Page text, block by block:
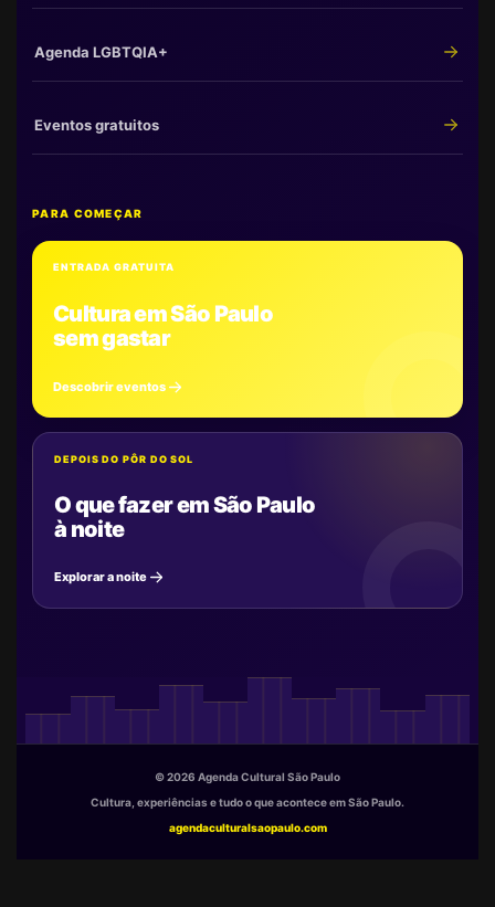
Agenda LGBTQIA+
Eventos gratuitos
PARA COMEÇAR
ENTRADA GRATUITA
Cultura em São Paulo
sem gastar
Descobrir eventos
DEPOIS DO PÔR DO SOL
O que fazer em São Paulo
à noite
Explorar a noite
© 2026 Agenda Cultural São Paulo
Cultura, experiências e tudo o que acontece em São Paulo.
agendaculturalsaopaulo.com